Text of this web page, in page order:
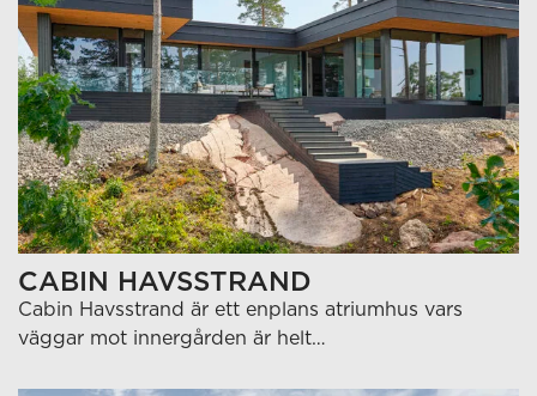
CABIN HAVSSTRAND
Cabin Havsstrand är ett enplans atriumhus vars
väggar mot innergården är helt…